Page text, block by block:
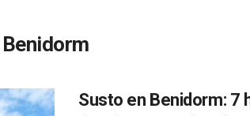
Susto en Benidorm: 7